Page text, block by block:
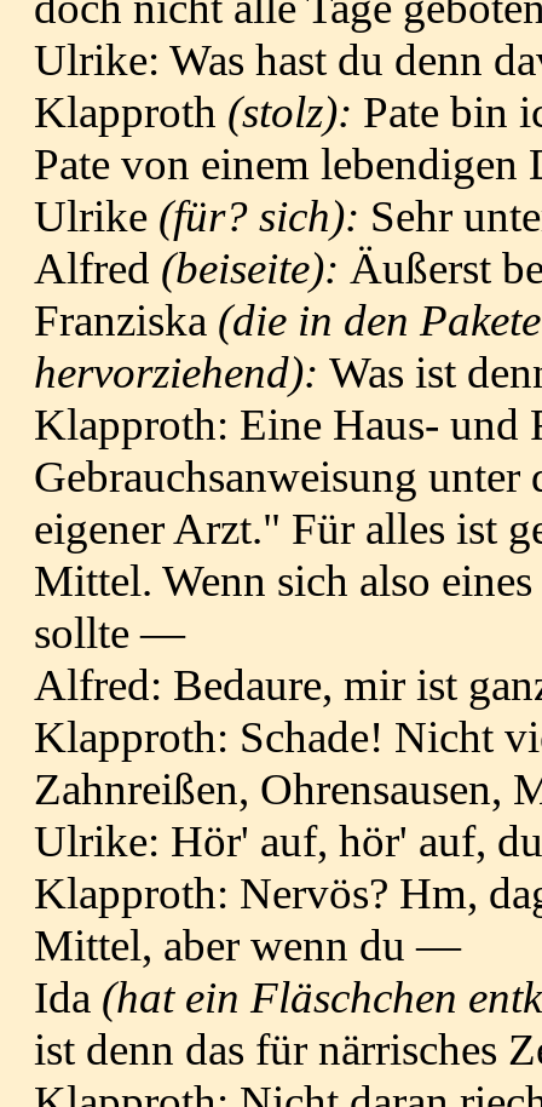
Ulrike: Was hast du denn
Klapproth (stolz): Pate bin
Pate von einem
Ulrike (für? sich): Sehr
Alfred (beiseite): Äußerst
Franziska (die in den
hervorziehend): Was ist
Klapproth: Eine Haus- und
Gebrauchsanweisung unter
eigener Arzt." Für alles ist
Mittel. Wenn sich also
sollte —
Alfred: Bedaure, mir ist
Klapproth: Schade! Nicht
Zahnreißen, Ohrensausen,
Ulrike: Hör' auf, hör' auf,
Klapproth: Nervös? Hm,
Mittel, aber wenn du —
Ida (hat ein Fläschchen
ist denn das für närrisches